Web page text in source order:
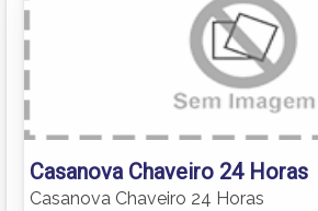
Casanova Chaveiro 24 Horas
Casanova Chaveiro 24 Horas